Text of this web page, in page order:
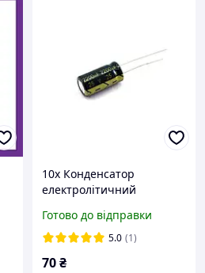
10x Конденсатор
електролітичний
105С
Готово до відправки
5.0 (1)
70₴